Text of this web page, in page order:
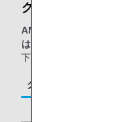
クリスフライヤーゴ
ANAグループ運航便（エ
は他スター アライアンス加
下に該当するお客様が対象
クラス／ステイタス